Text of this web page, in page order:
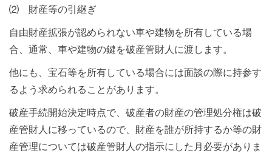
⑵ 財産等の引継ぎ
自由財産拡張が認められない車や建物を所有している場
合、通常、車や建物の鍵を破産管財人に渡します。
他にも、宝石等を所有している場合には面談の際に持参す
るよう求められることがあります。
破産手続開始決定時点で、破産者の財産の管理処分権は破
産管財人に移っているので、財産を誰が所持するか等の財
産管理については破産管財人の指示にした月必要がありま